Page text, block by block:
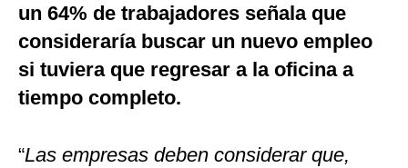
un 64% de trabajadores señala que
consideraría buscar un nuevo empleo
si tuviera que regresar a la oficina a
tiempo completo.
“Las empresas deben considerar que,